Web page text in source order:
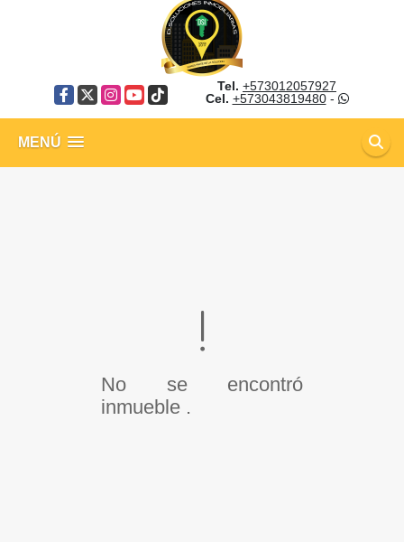
Facebook
X Instagram
YouTube
TikTok
Tel. +573012057927
Cel. +573043819480-
MENÚ
No se encontró
inmueble .